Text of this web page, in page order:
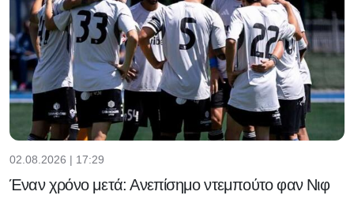
02.08.2026 | 17:29
Έναν χρόνο μετά: Ανεπίσημο ντεμπούτο φαν Νιφ